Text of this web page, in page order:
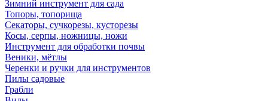
Зимний инструмент для сада
Топоры, топорища
Секаторы, сучкорезы, кусторезы
Косы, серпы, ножницы, ножи
Инструмент для обработки почвы
Веники, мётлы
Черенки и ручки для инструментов
Пилы садовые
Грабли